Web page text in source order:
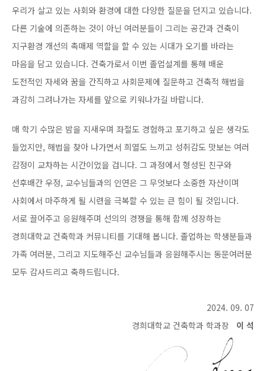
우리가 살고 있는 사회와 환경에 대한 다양한 질문을 던지고 있습니다.
다른 기술에 의존하는 것이 아닌 여러분들이 그리는 공간과 건축이
지구환경 개선의 촉매제 역할을 할 수 있는 시대가 오기를 바라는
마음을 담고 있습니다. 건축가로서 이번 졸업설계를 통해 배운
도전적인 자세와 꿈을 간직하고 사회문제에 질문하고 건축적 해법을
과감히 그려나가는 자세를 앞으로 키워나가길 바랍니다.
매 학기 수많은 밤을 지새우며 좌절도 경험하고 포기하고 싶은 생각도
들었지만, 해법을 찾아 나가면서 희열도 느끼고 성취감도 맛보는 여러
감정이 교차하는 시간이었을 겁니다. 그 과정에서 형성된 친구와
선후배간 우정, 교수님들과의 인연은 그 무엇보다 소중한 자산이며
사회에서 마주하게 될 시련을 극복할 수 있는 큰 힘이 될 것입니다.
서로 끌어주고 응원해주며 선의의 경쟁을 통해 함께 성장하는
경희대학교 건축학과 커뮤니티를 기대해 봅니다. 졸업하는 학생분들과
가족 여러분, 그리고 지도해주신 교수님들과 응원해주시는 동문여러분
모두 감사드리고 축하드립니다.
2024. 09. 07
경희대학교 건축학과 학과장 이 석